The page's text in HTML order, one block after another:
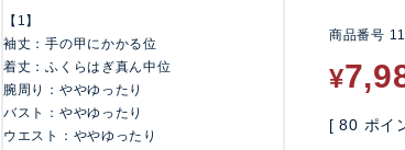
商品番号
¥
[ 80 ポイ
【1】
袖丈：手の甲にかかる位
着丈：ふくらはぎ真ん中位
腕周り：ややゆったり
バスト：ややゆったり
ウエスト：ややゆったり